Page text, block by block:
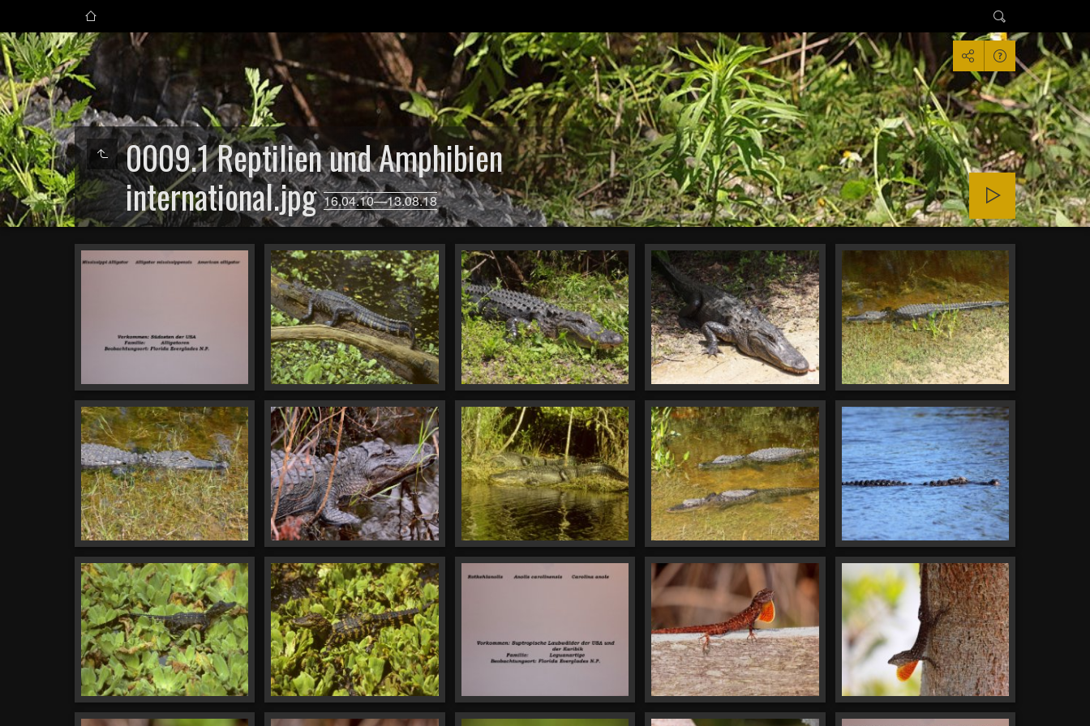
0009.1 Reptilien und Amphibien
international.jpg16.04.10—13.08.18